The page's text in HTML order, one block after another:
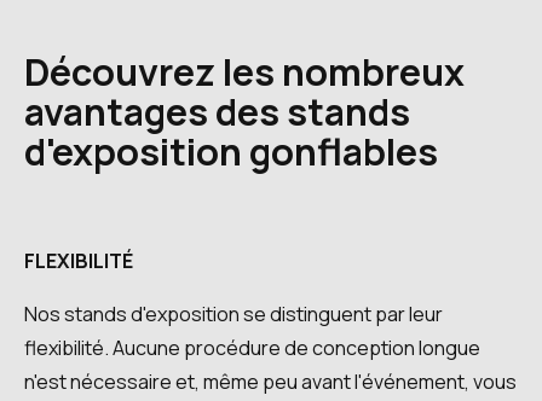
Découvrez les nombreux
avantages des stands
d'exposition gonflables
FLEXIBILITÉ
Nos stands d'exposition se distinguent par leur
flexibilité. Aucune procédure de conception longue
n'est nécessaire et, même peu avant l'événement, vous